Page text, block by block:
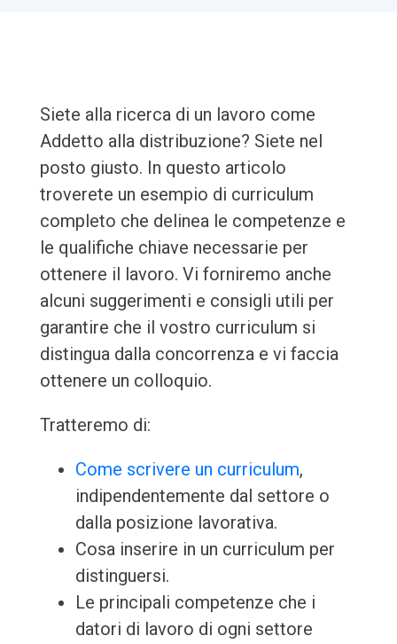
Siete alla ricerca di un lavoro come
Addetto alla distribuzione? Siete nel
posto giusto. In questo articolo
troverete un esempio di curriculum
completo che delinea le competenze e
le qualifiche chiave necessarie per
ottenere il lavoro. Vi forniremo anche
alcuni suggerimenti e consigli utili per
garantire che il vostro curriculum si
distingua dalla concorrenza e vi faccia
ottenere un colloquio.
Tratteremo di:
Come scrivere un curriculum,
indipendentemente dal settore o
dalla posizione lavorativa.
Cosa inserire in un curriculum per
distinguersi.
Le principali competenze che i
datori di lavoro di ogni settore